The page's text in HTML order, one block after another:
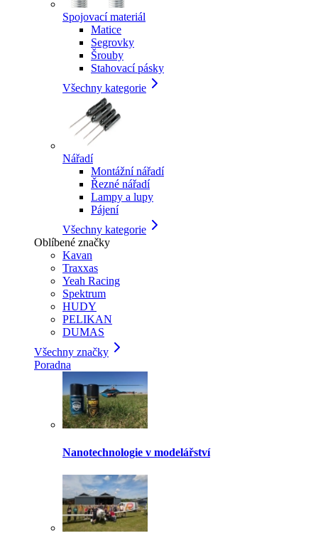
Spojovací materiál
Matice
Segrovky
Šrouby
Stahovací pásky
Všechny kategorie
Nářadí
Montážní nářadí
Řezné nářadí
Lampy a lupy
Pájení
Všechny kategorie
Oblíbené značky
Kavan
Traxxas
Yeah Racing
Spektrum
HUDY
PELIKAN
DUMAS
Všechny značky
Poradna
Nanotechnologie v modelářství